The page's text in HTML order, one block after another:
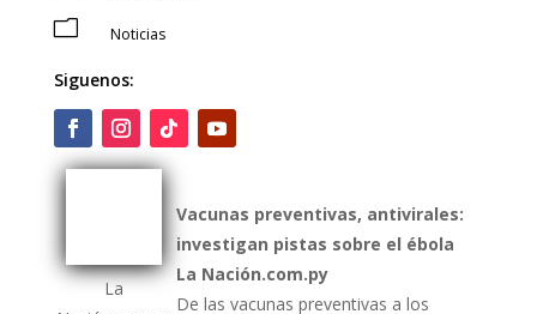
m Noticias
Siguenos:
La
Vacunas preventivas, antivirales:
investigan pistas sobre el ébola
La Nación.com.py
De las vacunas preventivas a los